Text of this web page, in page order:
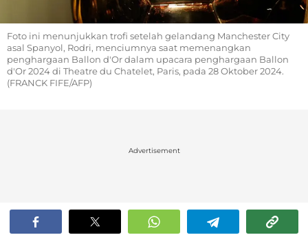
Foto ini menunjukkan trofi setelah gelandang Manchester City
asal Spanyol, Rodri, menciumnya saat memenangkan
penghargaan Ballon d'Or dalam upacara penghargaan Ballon
d'Or 2024 di Theatre du Chatelet, Paris, pada 28 Oktober 2024.
(FRANCK FIFE/AFP)
Advertisement